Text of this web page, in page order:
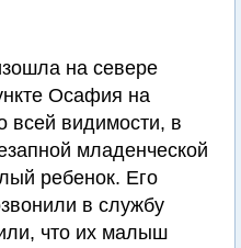
на севере
Осафия на
всей видимости, в
младенческой
ребенок. Его
в службу
что их малыш